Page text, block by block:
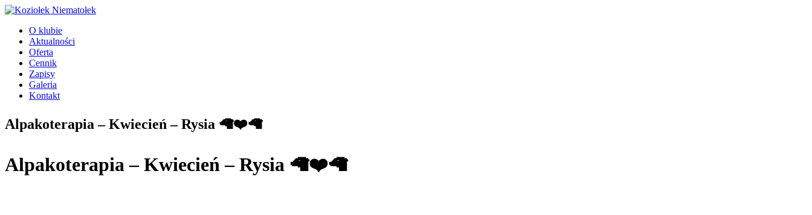
Przejdź
treści
O klubie
Aktualności
Oferta
Cennik
Zapisy
Galeria
Kontakt
Alpakoterapia – Kwiecień – Rysia 🦙❤️🦙
Alpakoterapia – Kwiecień – Rysia 🦙❤️🦙